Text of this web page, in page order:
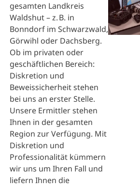
gesamten Landkreis
Waldshut – z. B. in
Bonndorf im Schwarzwald,
Görwihl oder Dachsberg.
Ob im privaten oder
geschäftlichen Bereich:
Diskretion und
Beweissicherheit stehen
bei uns an erster Stelle.
Unsere Ermittler stehen
Ihnen in der gesamten
Region zur Verfügung. Mit
Diskretion und
Professionalität kümmern
wir uns um Ihren Fall und
liefern Ihnen die